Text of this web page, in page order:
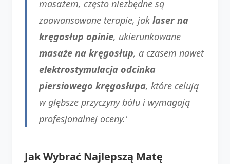
masażem, często niezbędne są
zaawansowane terapie, jak laser na
kręgosłup opinie, ukierunkowane
masaże na kręgosłup, a czasem nawet
elektrostymulacja odcinka
piersiowego kręgosłupa, które celują
w głębsze przyczyny bólu i wymagają
profesjonalnej oceny.'
Jak Wybrać Najlepszą Matę